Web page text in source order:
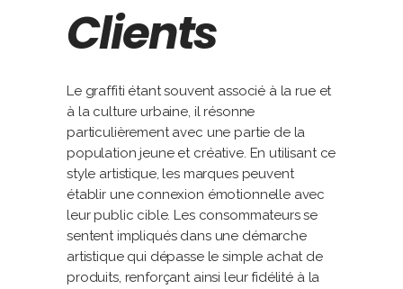
Clients
Le graffiti étant souvent associé à la rue et
à la culture urbaine, il résonne
particulièrement avec une partie de la
population jeune et créative. En utilisant ce
style artistique, les marques peuvent
établir une connexion émotionnelle avec
leur public cible. Les consommateurs se
sentent impliqués dans une démarche
artistique qui dépasse le simple achat de
produits, renforçant ainsi leur fidélité à la